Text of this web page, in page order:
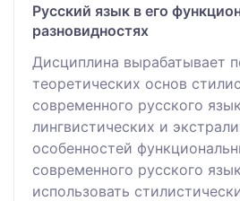
Русский язык в его
разновидностях
Дисциплина вырабатывает
теоретических основ
современного русского
лингвистических и
особенностей
современного русского
использовать